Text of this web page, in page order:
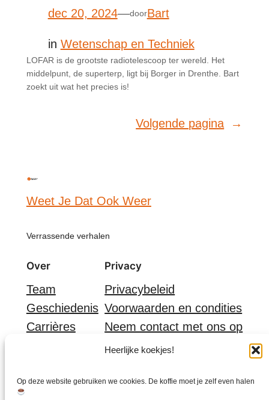
Heerlijke koekjes!
Op deze website gebruiken we cookies. De koffie moet je zelf even halen
dec 20, 2024—doorBart
in Wetenschap en Techniek
LOFAR is de grootste radiotelescoop ter wereld. Het
middelpunt, de superterp, ligt bij Borger in Drenthe. Bart
zoekt uit wat het precies is!
Volgende pagina →
Weet Je Dat Ook Weer
Verrassende verhalen
Over
Team
Geschiedenis
Carrières
Privacy
Privacybeleid
Voorwaarden en condities
Neem contact met ons op